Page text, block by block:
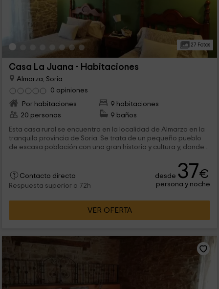
27 Fotos
Casa La Juana - Habitaciones
Almarza, Soria
0 opiniones
Por habitaciones
9 habitaciones
20 personas
9 baños
Esta casa rural se encuentra en la localidad de Almarza en la
tranquila provincia de Soria. Se trata de un pequeño pueblo
de escasa población con una gran historia y cultura y, donde...
Contacto directo
Respuesta superior a 72h
desde 37€
persona y noche
VER OFERTA